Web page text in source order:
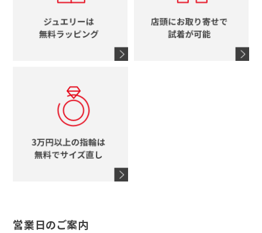
グッチ
スタージュエリー
ウノアエレ
コーチ
ブランドアイテムをすべて見る
エルメス
シャネル
タグホイヤー
営業日のご案内